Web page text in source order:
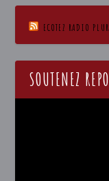
ECOTEZ RADIO
SOUTENEZ